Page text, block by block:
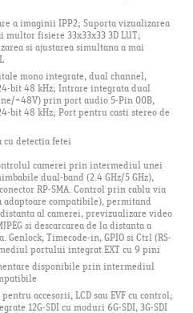
a imaginii IPP2; Suporta vizualizarea
multor fisiere 33x33x33 3D LUT;
si ajustarea simultana a mai
mono integrate, dual channel,
bit 48 kHz; Intrare integrata dual
+48V) prin port audio 5-Pin 00B,
bit 48 kHz; Port pentru casti stereo de
cu detectia fetei
camerei prin intermediul unei
dual-band (2.4 GHz/5 GHz),
RP-SMA. Control prin cablu via
adaptoare compatibile), permitand
al camerei, previzualizare video
si descarcarea de la distanta a
Timecode-in, GPIO si Ctrl (RS-
portului integrat EXT cu 9 pini
disponibile prin intermediul
accesorii, LCD sau EVF cu control;
12G-SDI cu moduri 6G-SDI, 3G-SDI